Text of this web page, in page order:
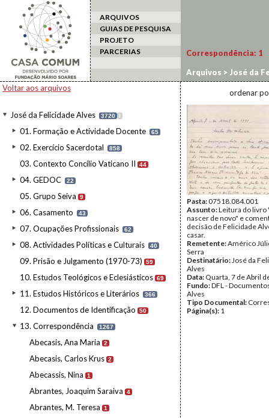
ARQUIVOS
GUIAS DE PESQUISA
PROJETO
PARCERIAS
Voltar aos arquivos
José da Felicidade Alves 3720 I
01. Formação e Actividade Docente 65
02. Exercício Sacerdotal 858
03. Contexto Concílio Vaticano II 44
04. GEDOC 22
05. Grupo Seiva 9
06. Casamento 43
07. Ocupações Profissionais 62
08. Actividades Políticas e Culturais 40
09. Prisão e Julgamento (1970-73) 59
10. Estudos Teológicos e Eclesiásticos 69
11. Estudos Históricos e Literários 366
12. Documentos de Identificação 50
13. Correspondência 1267
Abecasis, Ana Maria 2
Abecasis, Carlos Krus 2
Abecassis, Nina 1
Abrantes, Joaquim Saraiva 4
Abrantes, M. Teresa 1
Correspondência: 1
Arquivos > José da
ordenar
Pasta:07518.084.001
Assunto:Leitura do livro
nascer de novo" e
decisão de Felicidade
casar.
Remetente:Américo
Serra
Destinatário:José da
Alves
Data: Quarta, 7 de Abril
Fundo:DFL -
Alves
Tipo Documental:
Página(s): 1